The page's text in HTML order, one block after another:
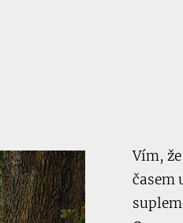
Vím,
časem